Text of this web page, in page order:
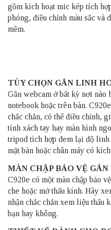
gồm kích hoạt mic kép tích
phóng, điều chỉnh màu sắc và
mềm.
TÙY CHỌN GẮN LINH
Gắn webcam ở bất kỳ nơi nào
notebook hoặc trên bàn.
chắc chắn, có thể điều chỉnh,
tính xách tay hay màn hình
tripod tích hợp đem lại độ linh
mặt bàn hoặc chân máy có
MÀN CHẬP BẢO VỆ
C920e có một màn chập bảo
che hoặc mở thấu kính. Hãy
nhận chắc chắn xem liệu thấu
bạn hay không.